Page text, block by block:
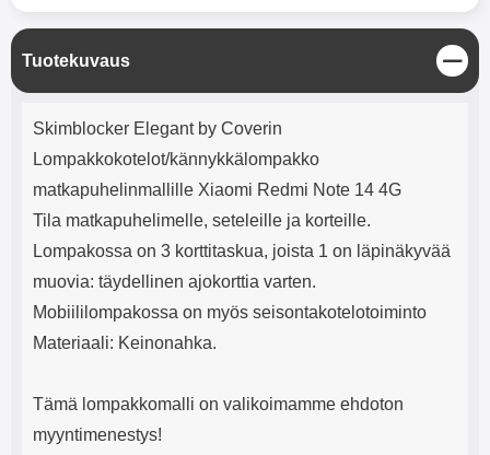
mha Kuunteluaika: noin 4 tuntia
Input: AC100-240V 50/60Hz 0.8A
Max Output: USB: DC5V/3.0A
(15W) 9V/2.0A (18W) 12V/1.5
(18W) Type-C: 5V/3A (PD15W)
9V/2.22A (PD20W)
5V/3A Max Maximum output:
20.W Max Johdon pituus: 1 metri
Tuotekuvaus
S
u
l
Tuotekuvaus
Skimblocker Elegant by Coverin
Lompakkokotelot/kännykkälompakko
matkapuhelinmallille Xiaomi Redmi Note 14 4G
Tila matkapuhelimelle, seteleille ja korteille.
Lompakossa on 3 korttitaskua, joista 1 on läpinäkyvää
muovia: täydellinen ajokorttia varten.
Mobiililompakossa on myös seisontakotelotoiminto
Materiaali: Keinonahka.
Tämä lompakkomalli on valikoimamme ehdoton
myyntimenestys!